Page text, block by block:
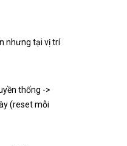
nhưng tại vị trí
thống ->
(reset mỗi